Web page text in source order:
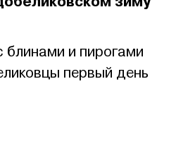
и пирогами
первый день